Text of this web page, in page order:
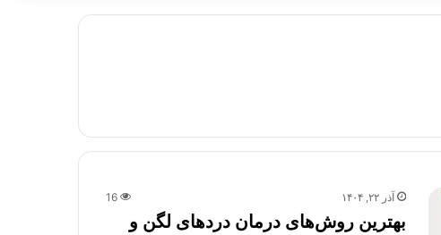
آذر ۲۲, ۱۴۰۴ 16
بهترین روش‌های درمان دردهای لگن و